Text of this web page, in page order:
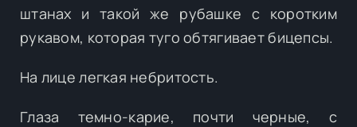
штанах и такой же рубашке с коротким
рукавом, которая туго обтягивает бицепсы.
На лице легкая небритость.
Глаза темно-карие, почти черные, с